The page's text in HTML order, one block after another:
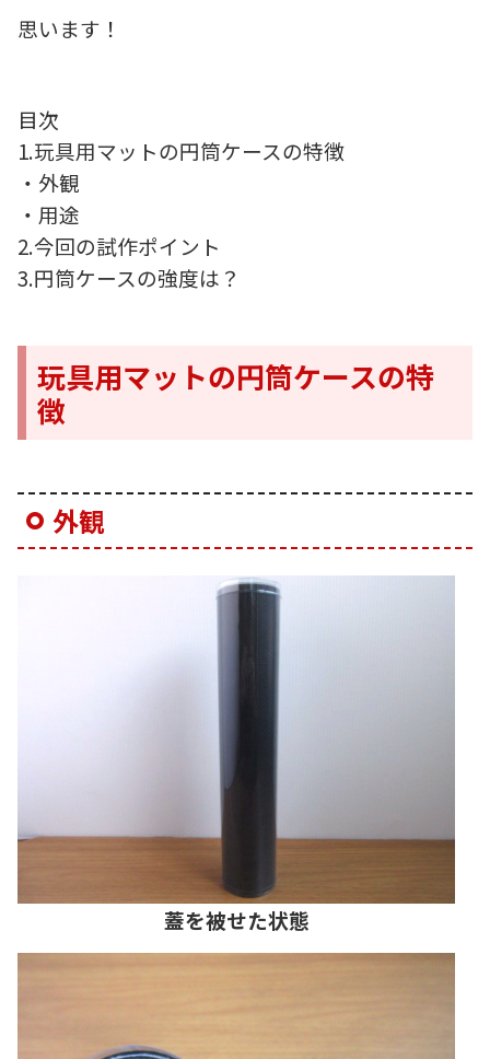
思います！
目次
1.玩具用マットの円筒ケースの特徴
・外観
・用途
2.今回の試作ポイント
3.円筒ケースの強度は？
玩具用マットの円筒ケースの特
徴
外観
蓋を被せた状態